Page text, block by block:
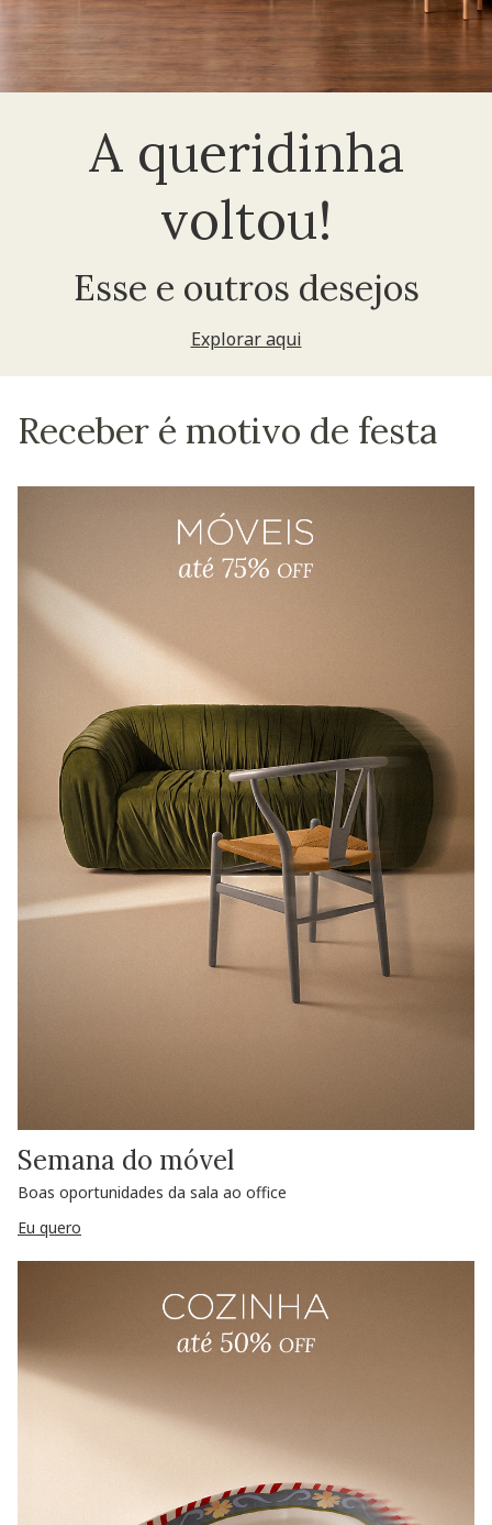
A queridinha
voltou!
Esse e outros desejos
Explorar aqui
Receber é motivo de festa
Semana do móvel
Boas oportunidades da sala ao office
Eu quero